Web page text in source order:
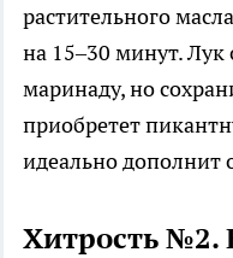
растительного
на 15–30 минут.
маринаду, но
приобретет
идеально дополнит
Хитрость №2.